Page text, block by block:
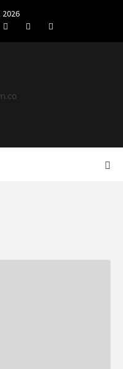
VK YouTubeInstagram